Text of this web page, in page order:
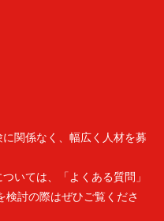
関係なく、幅広く人材を募
いては、「よくある質問」
検討の際はぜひご覧くださ